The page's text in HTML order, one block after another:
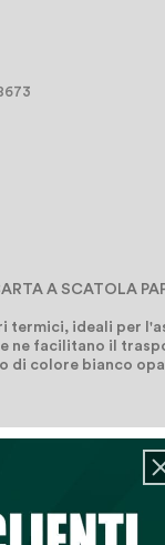
A SCATOLA
termici, ideali per
e ne facilitano il
di colore bianco